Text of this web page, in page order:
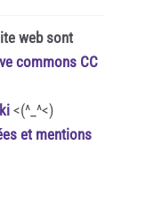
web sont
commons CC
<(^_^<)
et mentions